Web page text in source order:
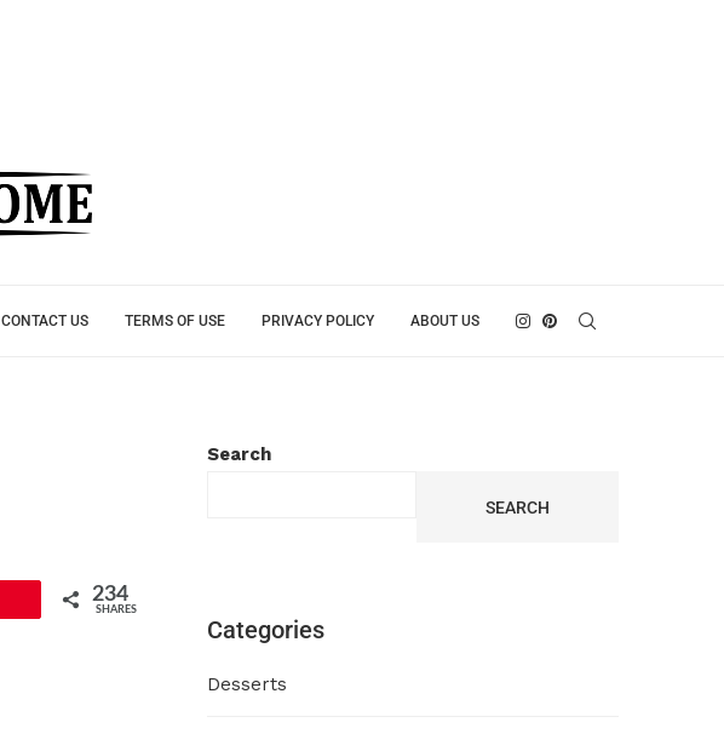
CONTACT US TERMS OF USE PRIVACY POLICY ABOUT US
234
SHARES
Search
SEARCH
Categories
Desserts